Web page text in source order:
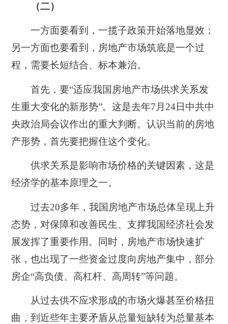
（二）
一方面要看到，一揽子政策开始落地显效；
另一方面也要看到，房地产市场筑底是一个过
程，需要长短结合、标本兼治。
首先，要“适应我国房地产市场供求关系发
生重大变化的新形势”。这是去年7月24日中共中
央政治局会议作出的重大判断。认识当前的房地
产形势，首先要把握住这个变化。
供求关系是影响市场价格的关键因素，这是
经济学的基本原理之一。
过去20多年，我国房地产市场总体呈现上升
态势，对保障和改善民生、支撑我国经济社会发
展发挥了重要作用。同时，房地产市场快速扩
张，也出现了一些资金过度向房地产集中，部分
房企“高负债、高杠杆、高周转”等问题。
从过去供不应求形成的市场火爆甚至价格扭
曲，到近些年主要矛盾从总量短缺转为总量基本